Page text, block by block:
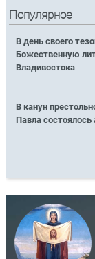
Популярное
В день своего
Божественную
Владивостока
В канун
Павла состоялось